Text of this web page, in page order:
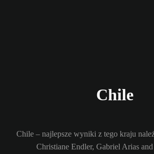
Chile
Chile – najlepsze wyniki z tego kraju
Christiane Endler, Gabriel Arias